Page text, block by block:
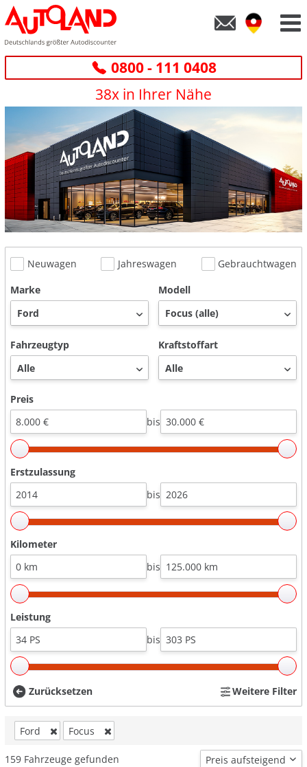
0800 - 111 0408
38x in Ihrer Nähe
Neuwagen Jahreswagen
Gebrauchtwagen
Marke
Modell
Fahrzeugtyp Kraftstoffart
Preis
bis
Erstzulassung
bis
Kilometer
bis
Leistung
bis
Zurücksetzen Weitere Filter
Ford Focus
159 Fahrzeuge gefunden